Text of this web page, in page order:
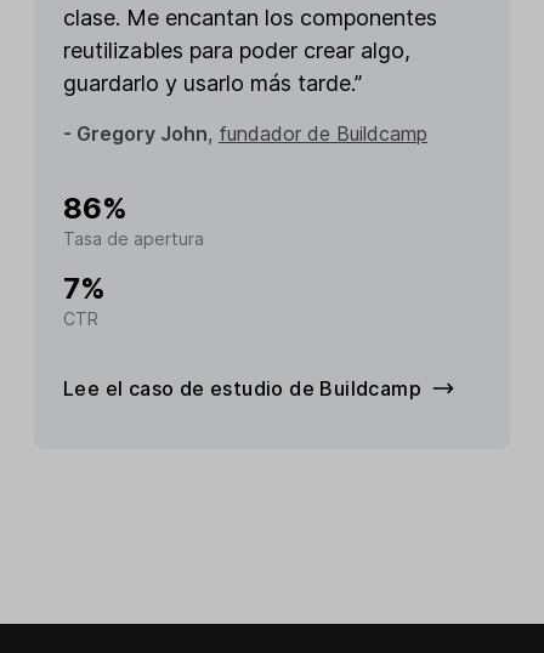
clase. Me encantan los componentes
reutilizables para poder crear algo,
guardarlo y usarlo más tarde.”
- Gregory John, fundador de Buildcamp
86%
Tasa de apertura
7%
CTR
Lee el caso de estudio de Buildcamp